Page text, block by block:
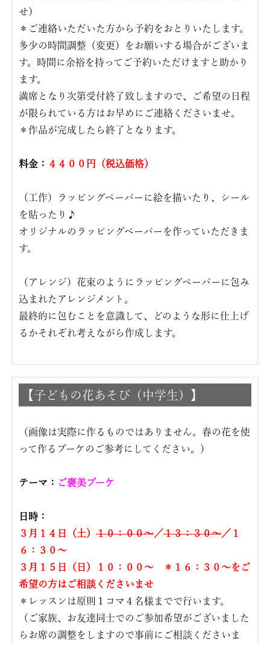
せ）
＊ご連絡いただいた方から予約をおとりいたします。
多少の時間調整（変更）をお願いする場合がございま
す。時間に余裕を持ってご予約いただけますと助かり
ます。
満席となり次第受付終了致しますので、ご希望の日程
が限られている方はお早めにご連絡くださいませ。
＊作品が完成したら終了となります。
料金： ４４００円（税込価格）
（工作）ラッピングペーパーに絵を描いたり、シール
を貼ったり♪
オリジナルのラッピングペーパーを作っていただきま
す。
（アレンジ）花束のようにラッピングペーパーに包み
込まれたアレンジメント。
最終的に包むことを意識して、どのような形に仕上げ
るかそれぞれ考えながら作成します。
【子どもの花あそび（中学生）】
（画像は実際に作るものではありません。春の花を使
って作るブーケのご参考にしてください。）
テーマ： ご褒美ブーケ
日時：
３月１４日（土） １０：００〜／１３：３０〜／１
６：３０〜
３月１５日（日）１０：００〜 ＊１６：３０〜をご
希望の方はご相談くださいませ
＊レッスンは原則１コマ４名様までで行います。
（ご家族、お友達同士でのご参加希望がございました
らお席の調整をしますので事前にご相談くださいま